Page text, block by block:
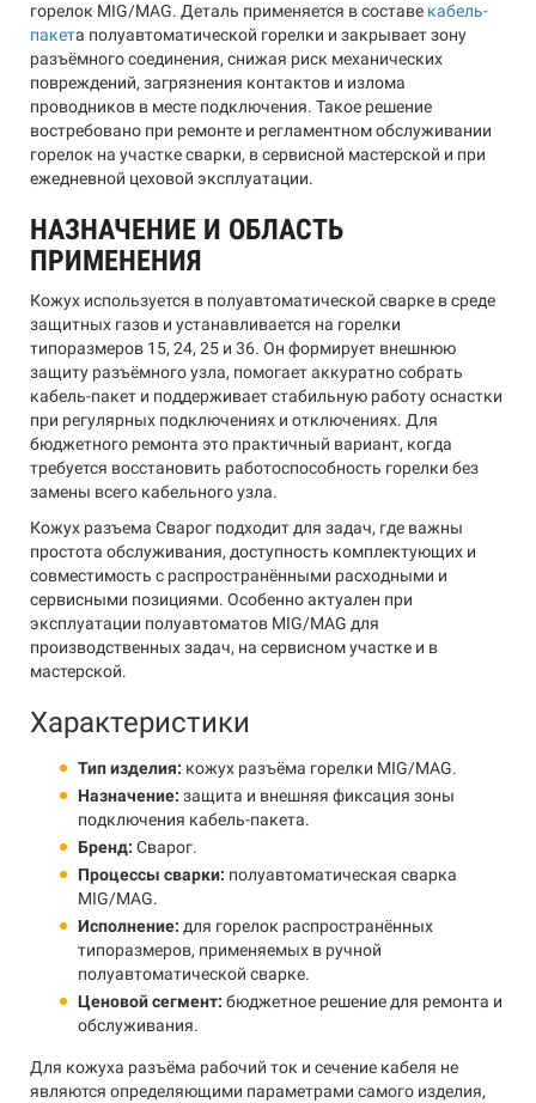
горелок MIG/MAG. Деталь применяется в составе кабель-
пакета полуавтоматической горелки и закрывает зону
разъёмного соединения, снижая риск механических
повреждений, загрязнения контактов и излома
проводников в месте подключения. Такое решение
востребовано при ремонте и регламентном обслуживании
горелок на участке сварки, в сервисной мастерской и при
ежедневной цеховой эксплуатации.
НАЗНАЧЕНИЕ И ОБЛАСТЬ
ПРИМЕНЕНИЯ
Кожух используется в полуавтоматической сварке в среде
защитных газов и устанавливается на горелки
типоразмеров 15, 24, 25 и 36. Он формирует внешнюю
защиту разъёмного узла, помогает аккуратно собрать
кабель-пакет и поддерживает стабильную работу оснастки
при регулярных подключениях и отключениях. Для
бюджетного ремонта это практичный вариант, когда
требуется восстановить работоспособность горелки без
замены всего кабельного узла.
Кожух разъема Сварог подходит для задач, где важны
простота обслуживания, доступность комплектующих и
совместимость с распространёнными расходными и
сервисными позициями. Особенно актуален при
эксплуатации полуавтоматов MIG/MAG для
производственных задач, на сервисном участке и в
мастерской.
Характеристики
Тип изделия: кожух разъёма горелки MIG/MAG.
Назначение: защита и внешняя фиксация зоны
подключения кабель-пакета.
Бренд: Сварог.
Процессы сварки: полуавтоматическая сварка
MIG/MAG.
Исполнение: для горелок распространённых
типоразмеров, применяемых в ручной
полуавтоматической сварке.
Ценовой сегмент: бюджетное решение для ремонта и
обслуживания.
Для кожуха разъёма рабочий ток и сечение кабеля не
являются определяющими параметрами самого изделия,